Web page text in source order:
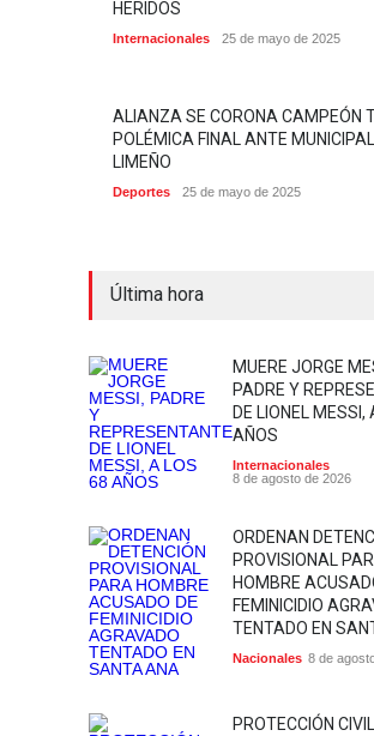
HERIDOS
Internacionales 25 de mayo de 2025
ALIANZA SE CORONA CAMPEÓN
POLÉMICA FINAL ANTE MUNICIPAL
LIMEÑO
Deportes 25 de mayo de 2025
Última hora
MUERE JORGE
PADRE Y
DE LIONEL MESSI,
AÑOS
Internacionales
8 de agosto de 2026
ORDENAN
PROVISIONAL
HOMBRE
FEMINICIDIO
TENTADO EN
Nacionales 8 de
PROTECCIÓN CIVIL